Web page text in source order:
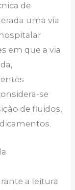
de
uma via
em que a via
se
de fluidos,
a leitura